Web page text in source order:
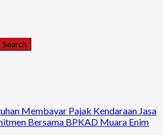
Membayar Pajak Kendaraan Jasa
Bersama BPKAD Muara Enim